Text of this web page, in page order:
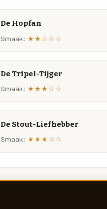
De Hopfan
Smaak: ★★☆☆☆
De Tripel-Tijger
Smaak: ★★★☆☆
De Stout-Liefhebber
Smaak: ★★★☆☆